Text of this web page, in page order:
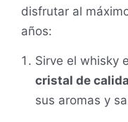
disfrutar al
años:
Sirve el whisky
cristal de
sus aromas y